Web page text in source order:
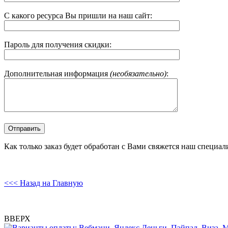
С какого ресурса Вы пришли на наш сайт:
Пароль для получения скидки:
Дополнительная информация (необязательно):
Как только заказ будет обработан с Вами свяжется наш
<<< Назад на Главную
ВВЕРХ